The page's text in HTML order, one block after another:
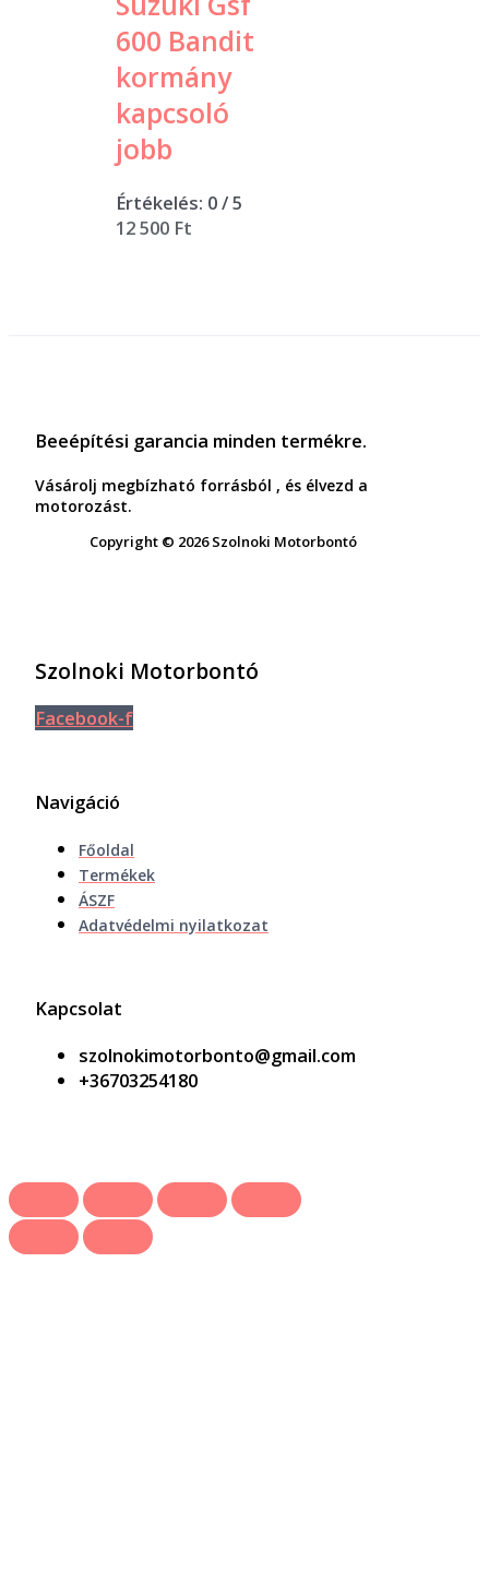
600 Bandit
kormány
kapcsoló
jobb
Értékelés: 0/ 5
12 500 Ft
Beeépítési garancia minden termékre.
Vásárolj megbízható forrásból , és élvezd a
motorozást.
Copyright © 2026 Szolnoki Motorbontó
Szolnoki Motorbontó
Facebook-f
Navigáció
Főoldal
Termékek
ÁSZF
Adatvédelmi nyilatkozat
Kapcsolat
szolnokimotorbonto@gmail.com
+36703254180